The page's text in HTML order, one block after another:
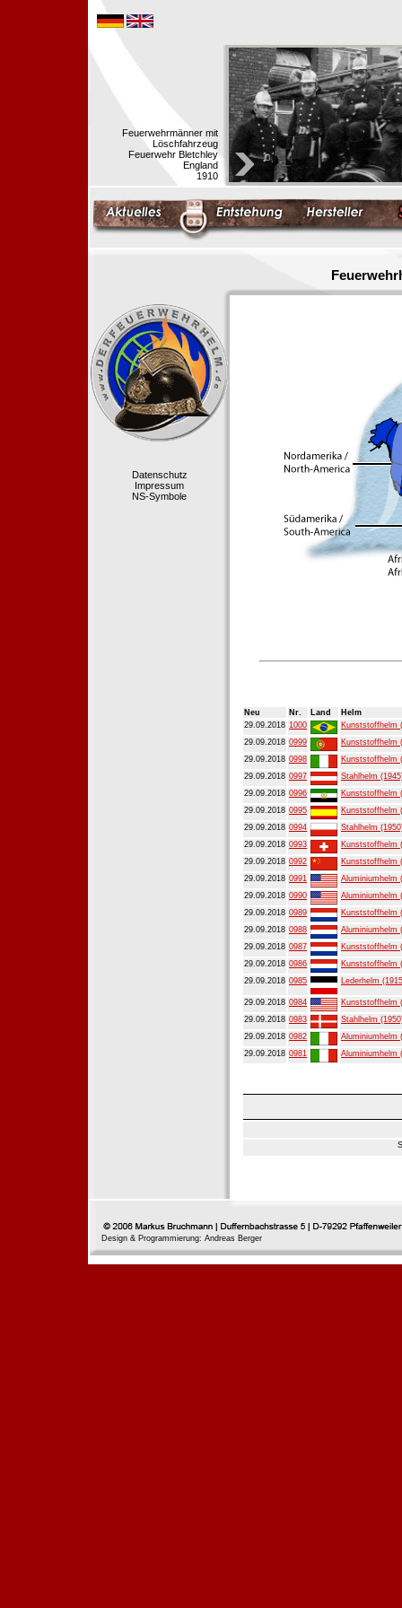
Feuerwehrmänner mit
Löschfahrzeug
Feuerwehr Bletchley
England
1910
Datenschutz
Impressum
NS-Symbole
Neu Nr. Land
Helm
29.09.2018 1000
Kunststoffhelm
29.09.2018 0999
Kunststoffhelm
29.09.2018 0998
Kunststoffhelm
29.09.2018 0997
Stahlhelm
29.09.2018 0996
Kunststoffhelm
29.09.2018 0995
Kunststoffhelm
29.09.2018 0994
Stahlhelm
29.09.2018 0993
Kunststoffhelm
29.09.2018 0992
Kunststoffhelm
29.09.2018 0991
Aluminiumhelm
29.09.2018 0990
Aluminiumhelm
29.09.2018 0989
Kunststoffhelm
29.09.2018 0988
Aluminiumhelm
29.09.2018 0987
Kunststoffhelm
29.09.2018 0986
Kunststoffhelm
29.09.2018 0985 Lederhelm
29.09.2018 0984
Kunststoffhelm
29.09.2018 0983
Stahlhelm
29.09.2018 0982
Aluminiumhelm
29.09.2018 0981 Aluminiumhelm
Design & Programmierung: Andreas Berger